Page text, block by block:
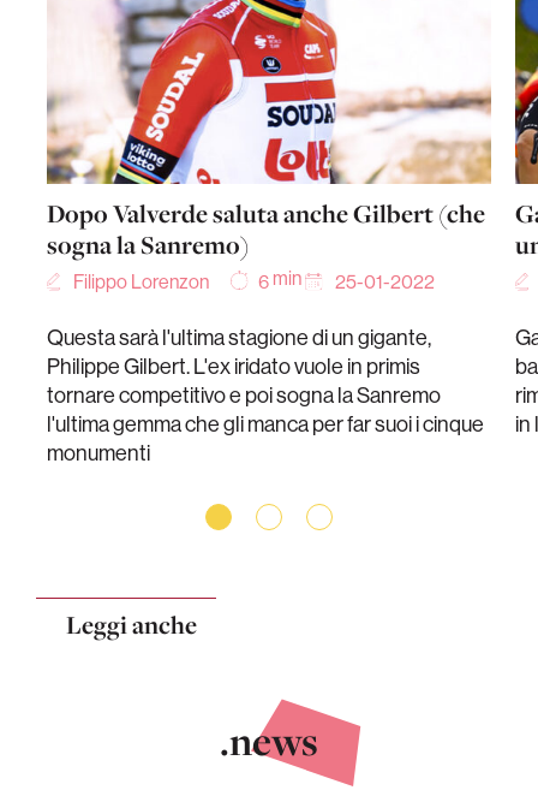
Dopo Valverde saluta anche Gilbert (che
sogna la Sanremo)
Filippo Lorenzon 6 min 25-01-2022
Questa sarà l'ultima stagione di un gigante,
Philippe Gilbert. L'ex iridato vuole in primis
tornare competitivo e poi sogna la Sanremo
l'ultima gemma che gli manca per far suoi i cinque
monumenti
in
Leggi anche
.news